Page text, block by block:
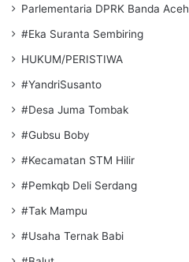
Parlementaria DPRK Banda Aceh
#Eka Suranta Sembiring
HUKUM/PERISTIWA
#YandriSusanto
#Desa Juma Tombak
#Gubsu Boby
#Kecamatan STM Hilir
#Pemkqb Deli Serdang
#Tak Mampu
#Usaha Ternak Babi